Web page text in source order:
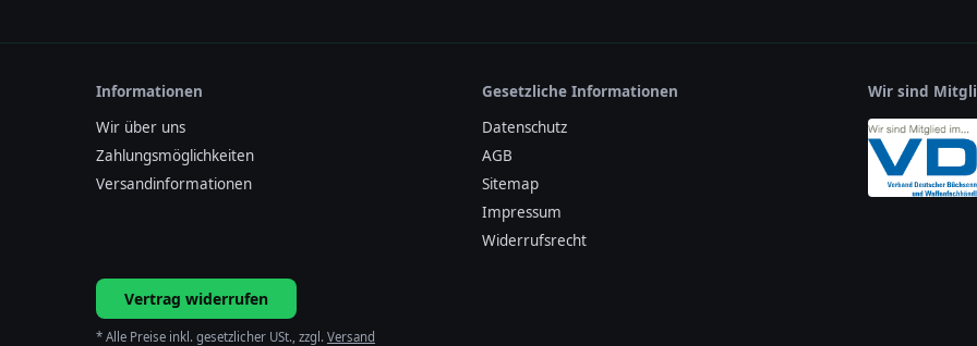
Informationen
Wir über uns
Zahlungsmöglichkeiten
Versandinformationen
Gesetzliche Informationen
Datenschutz
AGB
Sitemap
Impressum
Widerrufsrecht
Wir sind
Vertrag widerrufen
* Alle Preise inkl. gesetzlicher USt., zzgl. Versand